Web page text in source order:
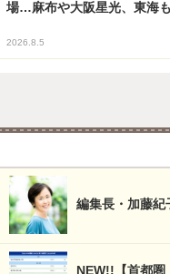
場…麻布や大阪星光、東海も
2026.8.5
編集長・加藤紀
NEW!!【首都圏